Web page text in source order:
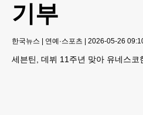
기부
한국뉴스 | 연예·스포츠 | 2026-05-26
세븐틴, 데뷔 11주년 맞아 유네스코